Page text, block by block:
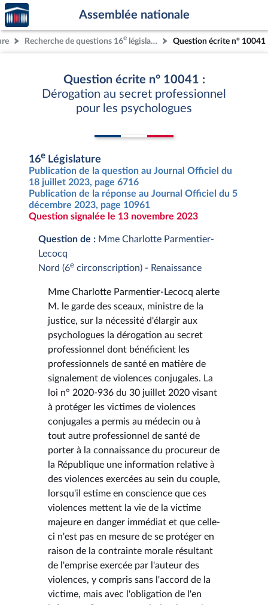
Aller au contenu
Aller en bas de la page
Accèder
à la
page
d'accueil
Assemblée nationale
Recherche de questions 16e législature Question écrite n° 10041
Question écrite n° 10041 :
Dérogation au secret professionnel
pour les psychologues
16e Législature
Publication de la question au Journal Officiel du
18 juillet 2023, page 6716
Publication de la réponse au Journal Officiel du 5
décembre 2023, page 10961
Question signalée le 13 novembre 2023
Question de : Mme Charlotte Parmentier-
Lecocq
Nord (6e circonscription) - Renaissance
Mme Charlotte Parmentier-Lecocq alerte
M. le garde des sceaux, ministre de la
justice, sur la nécessité d'élargir aux
psychologues la dérogation au secret
professionnel dont bénéficient les
professionnels de santé en matière de
signalement de violences conjugales. La
loi n° 2020-936 du 30 juillet 2020 visant
à protéger les victimes de violences
conjugales a permis au médecin ou à
tout autre professionnel de santé de
porter à la connaissance du procureur de
la République une information relative à
des violences exercées au sein du couple,
lorsqu'il estime en conscience que ces
violences mettent la vie de la victime
majeure en danger immédiat et que celle-
ci n'est pas en mesure de se protéger en
raison de la contrainte morale résultant
de l'emprise exercée par l'auteur des
violences, y compris sans l'accord de la
victime, mais avec l'obligation de l'en